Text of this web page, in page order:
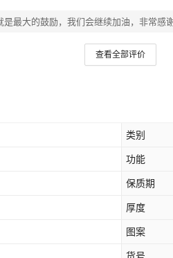
最大的鼓励，我们会继续加油，非常感
查看全部评价
类别
功能
保质期
厚度
图案
货号